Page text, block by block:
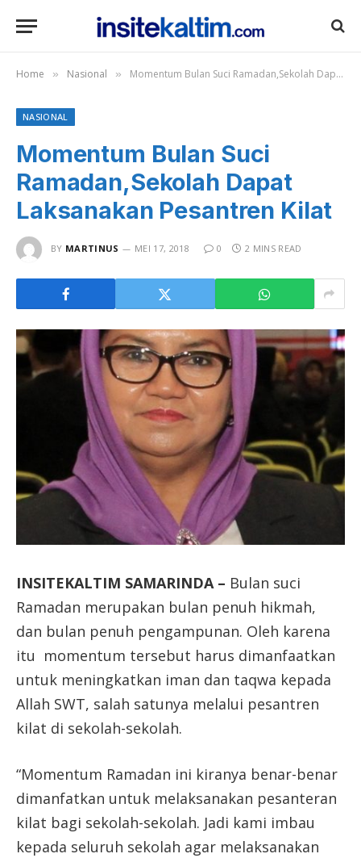
Home » Nasional » Momentum Bulan Suci Ramadan,Sekolah Dapat Laksanakan Pesantren Kilat
NASIONAL
Momentum Bulan Suci
Ramadan,Sekolah Dapat
Laksanakan Pesantren Kilat
BY MARTINUS MEI 17, 2018 0 2 MINS READ
INSITEKALTIM SAMARINDA – Bulan suci
Ramadan merupakan bulan penuh hikmah,
dan bulan penuh pengampunan. Oleh karena
itu momentum tersebut harus dimanfaatkan
untuk meningkatkan iman dan taqwa kepada
Allah SWT, salah satunya melalui pesantren
kilat di sekolah-sekolah.
“Momentum Ramadan ini kiranya benar-benar
dimanfatkan untuk melaksanakan pesanteran
kilat bagi sekolah-sekolah. Jadi kami imbau
kepada seluruh sekolah agar melaksanakan